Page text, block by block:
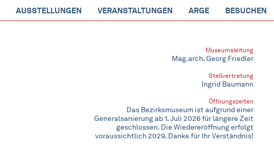
AUSSTELLUNGEN VERANSTALTUNGEN ARGE BESUCHEN
Museumsleitung
Mag.arch. Georg Friedler
Stellvertretung
Ingrid Baumann
Öffnungszeiten
Das Bezirksmuseum ist aufgrund einer
Generalsanierung ab 1. Juli 2026 für längere Zeit
geschlossen. Die Wiedereröffnung erfolgt
voraussichtlich 2029. Danke für Ihr Verständnis!